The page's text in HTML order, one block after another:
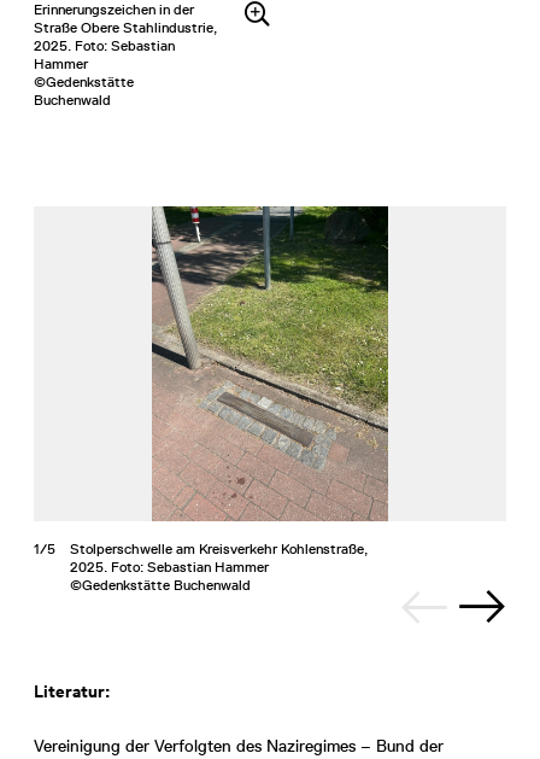
Erinnerungszeichen in der
Straße Obere Stahlindustrie,
2025. Foto: Sebastian
Hammer
©Gedenkstätte
Buchenwald
1/5
Stolperschwelle am Kreisverkehr Kohlenstraße,
2025. Foto: Sebastian Hammer
©Gedenkstätte Buchenwald
Literatur:
Vereinigung der Verfolgten des Naziregimes – Bund der